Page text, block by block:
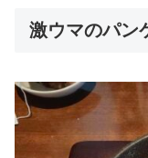
激ウマのパン